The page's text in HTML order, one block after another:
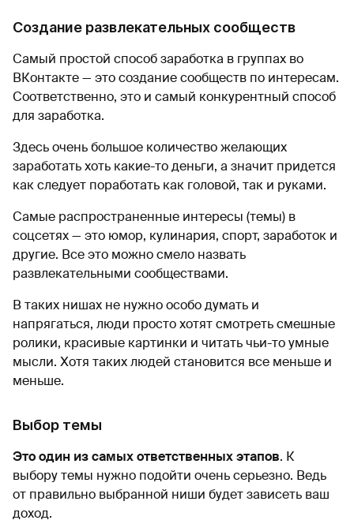
Создание развлекательных сообществ
Самый простой способ заработка в группах во
ВКонтакте — это создание сообществ по интересам.
Соответственно, это и самый конкурентный способ
для заработка.
Здесь очень большое количество желающих
заработать хоть какие-то деньги, а значит придется
как следует поработать как головой, так и руками.
Самые распространенные интересы (темы) в
соцсетях — это юмор, кулинария, спорт, заработок и
другие. Все это можно смело назвать
развлекательными сообществами.
В таких нишах не нужно особо думать и
напрягаться, люди просто хотят смотреть смешные
ролики, красивые картинки и читать чьи-то умные
мысли. Хотя таких людей становится все меньше и
меньше.
Выбор темы
Это один из самых ответственных этапов. К
выбору темы нужно подойти очень серьезно. Ведь
от правильно выбранной ниши будет зависеть ваш
доход.